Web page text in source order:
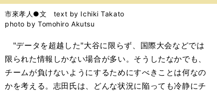
バ
市來孝人●文 text by Ichiki Takato
photo by Tomohiro Akutsu
"データを超越した"大谷に限らず、国際大会などでは
限られた情報しかない場合が多い。そうしたなかでも、
チームが負けないようにするためにすべきことは何なの
かを考える。志田氏は、どんな状況に陥っても冷静にチ